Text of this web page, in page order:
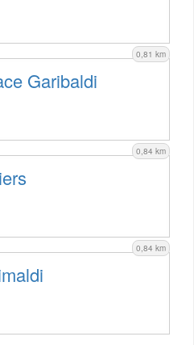
0,81 km
Garibaldi
0,84 km
0,84 km